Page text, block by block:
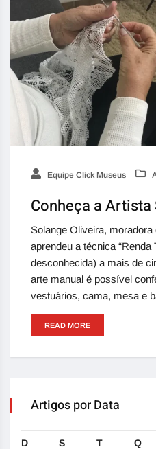
Equipe Click Museus
Conheça a
Solange Oliveira,
aprendeu a técnica “Renda
desconhecida) a mais de
arte manual é possível
vestuários, cama, mesa e
READ MORE
Artigos por Data
D S T Q